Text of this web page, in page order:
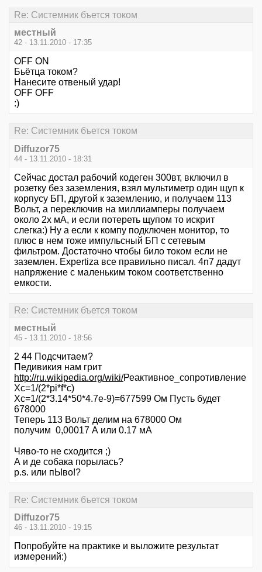
Re: Системник бъется током
местный
42 - 13.11.2010 - 17:35
OFF ON
Бьётца током?
Нанесите отвеный удар!
OFF OFF
:)
Re: Системник бъется током
Diffuzor75
44 - 13.11.2010 - 18:31
Сейчас достал рабочий кодеген 300вт, включил в
розетку без заземления, взял мультиметр один щуп к
корпусу БП, другой к заземлению, и получаем 113
Вольт, а переключив на миллиамперы получаем
около 2х мА, и если потереть щупом то искрит
слегка:) Ну а если к компу подключен монитор, то
плюс в нем тоже импульсный БП с сетевым
фильтром. Достаточно чтобы било током если не
заземлен. Expertiza все правильно писал. 4n7 дадут
напряжение с маленьким током соответственно
емкости.
Re: Системник бъется током
местный
45 - 13.11.2010 - 18:56
2 44 Подсчитаем?
Педивикия нам грит
http://ru.wikipedia.org/wiki/Реактивное_сопротивление
Хс=1/(2*pi*f*c)
Xc=1/(2*3.14*50*4.7e-9)=677599 Ом Пусть будет
678000
Теперь 113 Вольт делим на 678000 Ом
получим 0,00017 А или 0.17 мА
Чяво-то не сходится ;)
А и де собака порылась?
p.s. или пЫво!?
Re: Системник бъется током
Diffuzor75
46 - 13.11.2010 - 19:15
Попробуйте на практике и выложите результат
измерений:)